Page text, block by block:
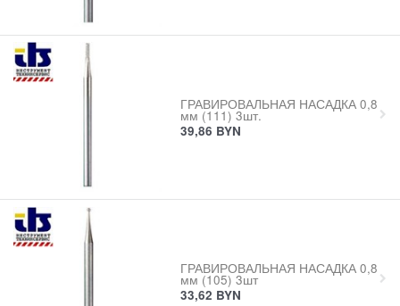
ГРАВИРОВАЛЬНАЯ НАСАДКА 0,8
мм (111) 3шт.
39,86 BYN
ГРАВИРОВАЛЬНАЯ НАСАДКА 0,8
мм (105) 3шт
33,62 BYN